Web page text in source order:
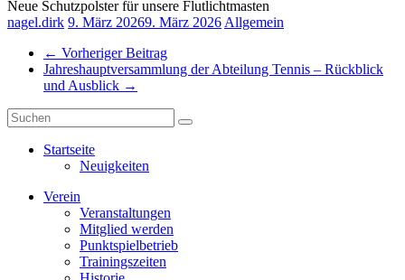
Neue Schutzpolster für unsere Flutlichtmasten
nagel.dirk 9. März 20269. März 2026 Allgemein
← Vorheriger Beitrag
Jahreshauptversammlung der Abteilung Tennis – Rückblick
und Ausblick →
Startseite
Neuigkeiten
Verein
Veranstaltungen
Mitglied werden
Punktspielbetrieb
Trainingszeiten